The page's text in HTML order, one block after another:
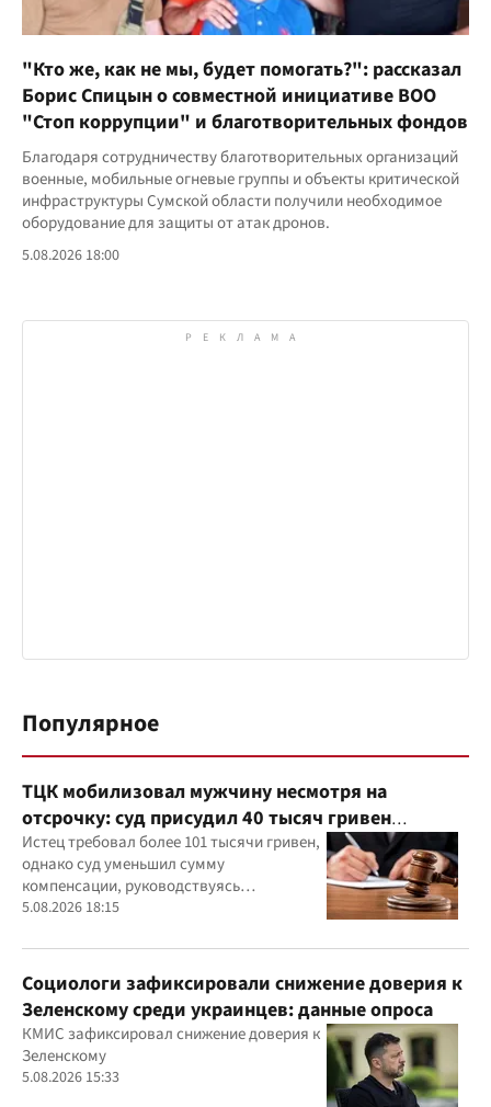
"Кто же, как не мы, будет помогать?": рассказал
Борис Спицын о совместной инициативе ВОО
"Стоп коррупции" и благотворительных фондов
Благодаря сотрудничеству благотворительных организаций
военные, мобильные огневые группы и объекты критической
инфраструктуры Сумской области получили необходимое
оборудование для защиты от атак дронов.
5.08.2026 18:00
Популярное
ТЦК мобилизовал мужчину несмотря на
отсрочку: суд присудил 40 тысяч гривен
компенсации
Истец требовал более 101 тысячи гривен,
однако суд уменьшил сумму
компенсации, руководствуясь
принципами разумности и соразмерности
5.08.2026 18:15
Социологи зафиксировали снижение доверия к
Зеленскому среди украинцев: данные опроса
КМИС зафиксировал снижение доверия к
Зеленскому
5.08.2026 15:33